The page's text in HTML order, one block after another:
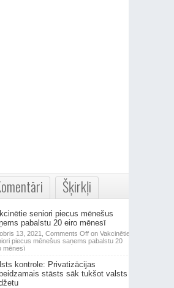
Šķirkļi
seniori piecus mēnešus
pabalstu 20 eiro mēnesī
13, 2021, Comments Offon Vakcinētie
piecus mēnešus saņems pabalstu 20
mēnesī
kontrole: Privatizācijas
stāsts sāk tukšot valsts